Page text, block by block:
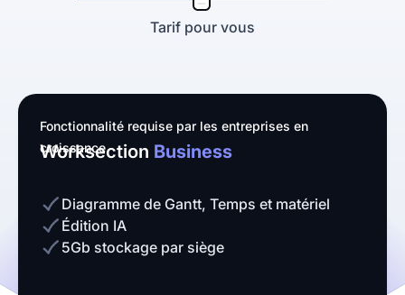
Tarif pour vous
Worksection Business
Fonctionnalité requise par les entreprises en
croissance
Diagramme de Gantt, Temps et matériel
Édition IA
5Gb stockage par siège